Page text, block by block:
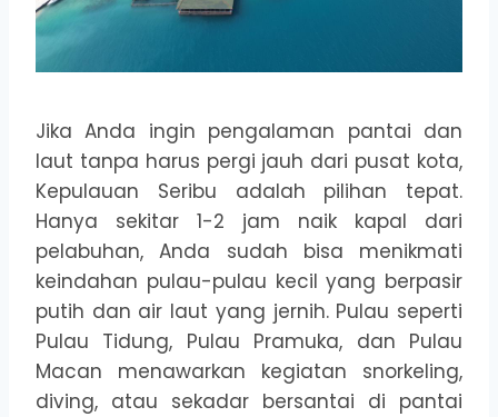
Jika Anda ingin pengalaman pantai dan
laut tanpa harus pergi jauh dari pusat kota,
Kepulauan Seribu adalah pilihan tepat.
Hanya sekitar 1-2 jam naik kapal dari
pelabuhan, Anda sudah bisa menikmati
keindahan pulau-pulau kecil yang berpasir
putih dan air laut yang jernih. Pulau seperti
Pulau Tidung, Pulau Pramuka, dan Pulau
Macan menawarkan kegiatan snorkeling,
diving, atau sekadar bersantai di pantai